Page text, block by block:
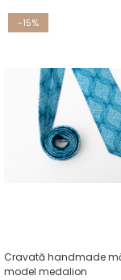
-15%
Cravată handmade
model medalion